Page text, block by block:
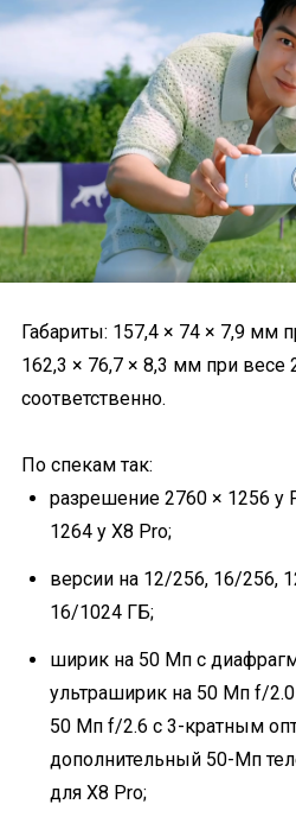
Габариты: 157,4 × 74 × 7,9 мм
162,3 × 76,7 × 8,3 мм при весе
соответственно.
По спекам так:
разрешение 2760 × 1256 у
1264 у X8 Pro;
версии на 12/256, 16/256,
16/1024 ГБ;
ширик на 50 Мп с
ультраширик на 50 Мп f/
50 Мп f/2.6 с 3-кратным
дополнительный 50-Мп
для X8 Pro;